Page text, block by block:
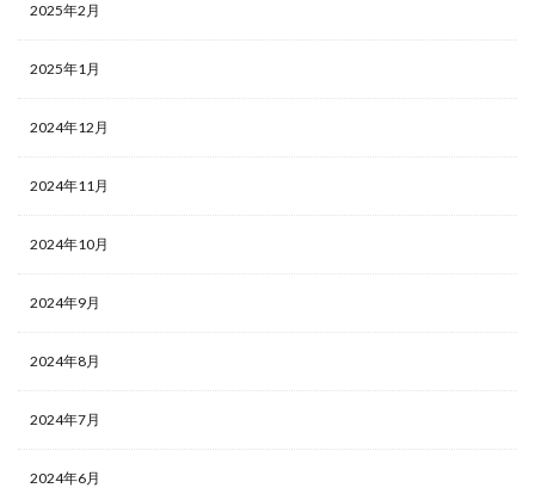
2025年2月
2025年1月
2024年12月
2024年11月
2024年10月
2024年9月
2024年8月
2024年7月
2024年6月